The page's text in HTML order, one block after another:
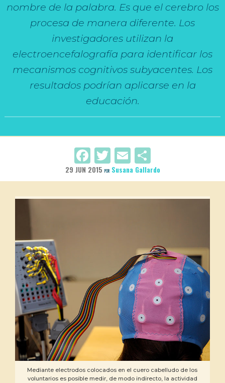
nombre de la palabra. Es que el cerebro los
procesa de manera diferente. Los
investigadores utilizan la
electroencefalografía para identificar los
mecanismos cognitivos subyacentes. Los
resultados podrían aplicarse en la
educación.
Facebook
Twitter
Email
29 JUN 2015 POR Susana Gallardo
Mediante electrodos colocados en el cuero cabelludo de los
voluntarios es posible medir, de modo indirecto, la actividad